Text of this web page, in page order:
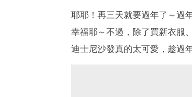
耶耶！再三天就要過年了～過
幸福耶～不過，除了買新衣服
迪士尼沙發真的太可愛，趁過